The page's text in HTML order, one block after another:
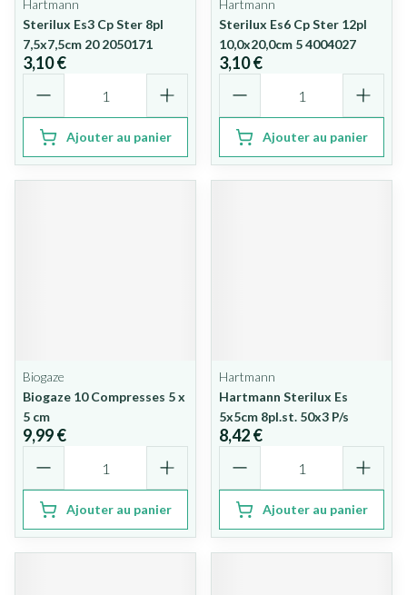
Hartmann
Sterilux Es3 Cp Ster 8pl
7,5x7,5cm 20 2050171
3,10 €
Ajouter au panier
Hartmann
Sterilux Es6 Cp Ster 12pl
10,0x20,0cm 5 4004027
3,10 €
Ajouter au panier
Biogaze
Biogaze 10 Compresses 5 x
5 cm
9,99 €
Ajouter au panier
Hartmann
Hartmann Sterilux Es
5x5cm 8pl.st. 50x3 P/s
8,42 €
Ajouter au panier